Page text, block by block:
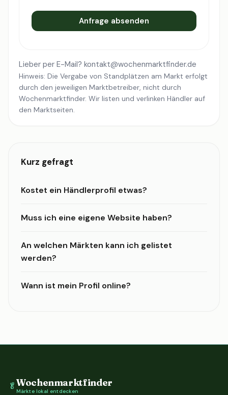
Anfrage absenden
Lieber per E-Mail? kontakt@wochenmarktfinder.de
Hinweis: Die Vergabe von Standplätzen am Markt erfolgt
durch den jeweiligen Marktbetreiber, nicht durch
Wochenmarktfinder. Wir listen und verlinken Händler auf
den Marktseiten.
Kurz gefragt
Kostet ein Händlerprofil etwas?
Muss ich eine eigene Website haben?
An welchen Märkten kann ich gelistet
werden?
Wann ist mein Profil online?
🥬Wochenmarktfinder
Märkte lokal entdecken